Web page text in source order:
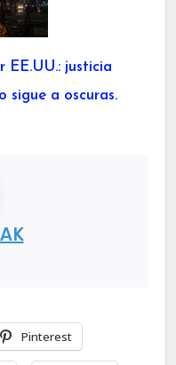
EE.UU.: justicia
sigue a oscuras.
AK
Pinterest